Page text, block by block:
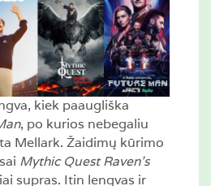
kiek paaugliška
, po kurios nebegaliu
Mellark. Žaidimų kūrimo
Mythic Quest Raven’s
supras. Itin lengvas ir